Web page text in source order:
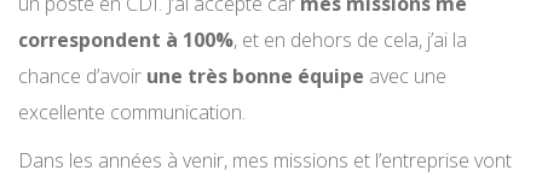
correspondent à 100%, et en dehors de cela, j’ai la
chance d’avoir une très bonne équipe avec une
excellente communication.
Dans les années à venir, mes missions et l’entreprise vont